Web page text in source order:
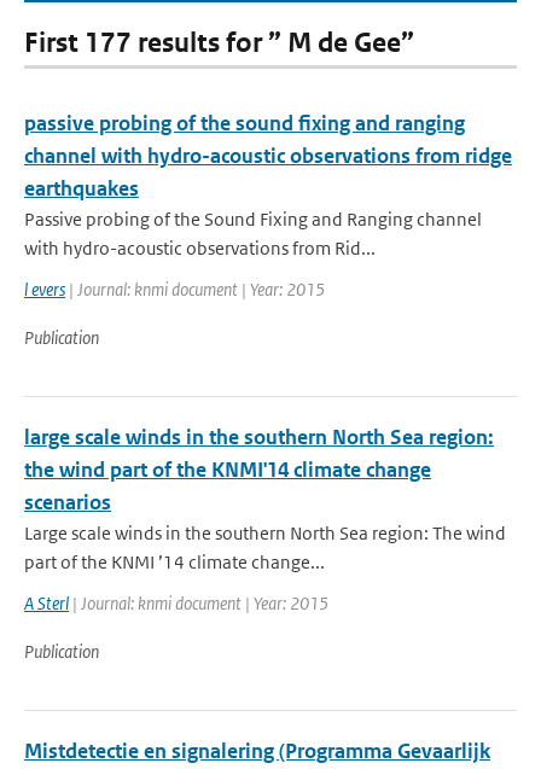
First 177 results for ” M de Gee”
passive probing of the sound fixing and ranging
channel with hydro-acoustic observations from ridge
earthquakes
Passive probing of the Sound Fixing and Ranging channel
with hydro-acoustic observations from Rid...
l evers | Journal: knmi document | Year: 2015
Publication
large scale winds in the southern North Sea region:
the wind part of the KNMI'14 climate change
scenarios
Large scale winds in the southern North Sea region: The wind
part of the KNMI ’14 climate change...
A Sterl | Journal: knmi document | Year: 2015
Publication
Mistdetectie en signalering (Programma Gevaarlijk